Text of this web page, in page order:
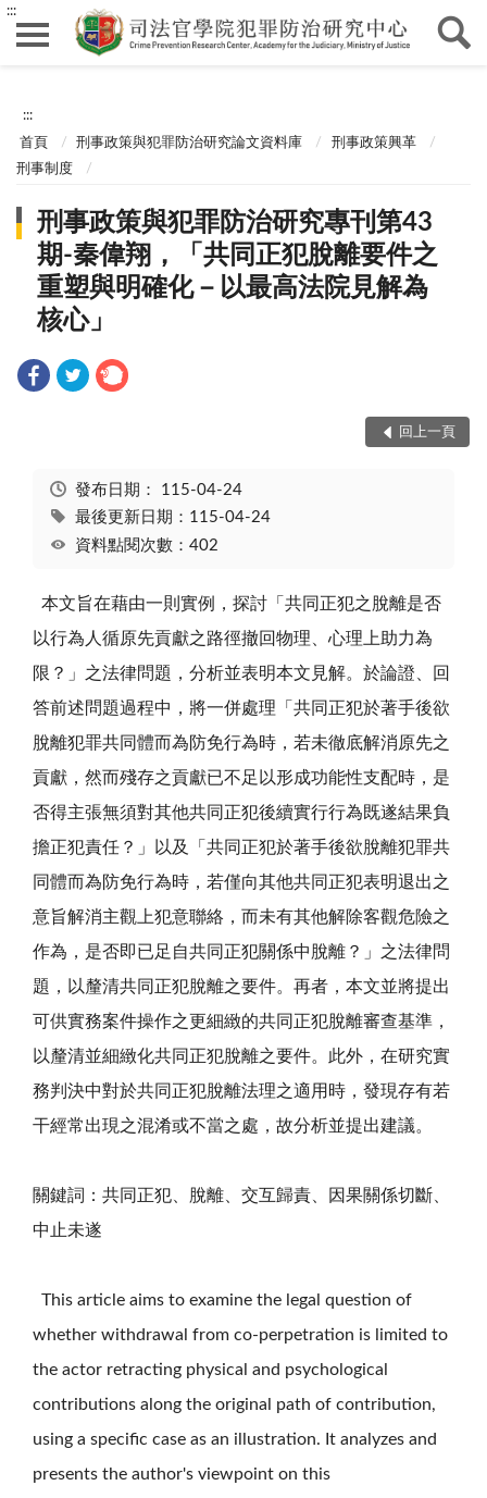
:::
:::
首頁 刑事政策與犯罪防治研究論文資料庫
刑事政策興革
刑事制度
刑事政策與犯罪防治研究專刊第43
期-秦偉翔，「共同正犯脫離要件之
重塑與明確化－以最高法院見解為
核心」
回上一頁
發布日期： 115-04-24
最後更新日期：115-04-24
資料點閱次數：402
本文旨在藉由一則實例，探討「共同正犯之脫離是否
以行為人循原先貢獻之路徑撤回物理、心理上助力為
限？」之法律問題，分析並表明本文見解。於論證、回
答前述問題過程中，將一併處理「共同正犯於著手後欲
脫離犯罪共同體而為防免行為時，若未徹底解消原先之
貢獻，然而殘存之貢獻已不足以形成功能性支配時，是
否得主張無須對其他共同正犯後續實行行為既遂結果負
擔正犯責任？」以及「共同正犯於著手後欲脫離犯罪共
同體而為防免行為時，若僅向其他共同正犯表明退出之
意旨解消主觀上犯意聯絡，而未有其他解除客觀危險之
作為，是否即已足自共同正犯關係中脫離？」之法律問
題，以釐清共同正犯脫離之要件。再者，本文並將提出
可供實務案件操作之更細緻的共同正犯脫離審查基準，
以釐清並細緻化共同正犯脫離之要件。此外，在研究實
務判決中對於共同正犯脫離法理之適用時，發現存有若
干經常出現之混淆或不當之處，故分析並提出建議。
關鍵詞：共同正犯、脫離、交互歸責、因果關係切斷、
中止未遂
This article aims to examine the legal question of
whether withdrawal from co-perpetration is limited to
the actor retracting physical and psychological
contributions along the original path of contribution,
using a specific case as an illustration. It analyzes and
presents the author's viewpoint on this